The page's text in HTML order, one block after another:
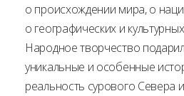
о происхождении мира, о
о географических и
Народное творчество
уникальные и особенные
реальность сурового Севера